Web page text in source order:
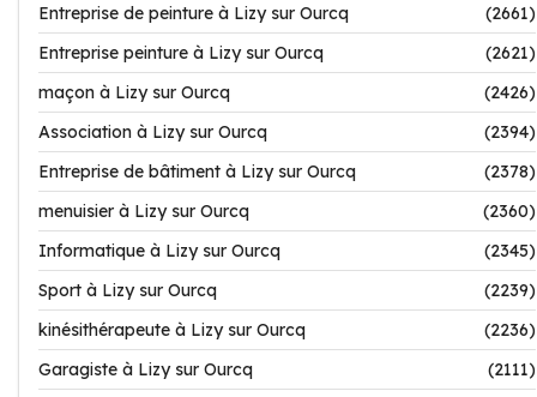
Entreprise de peinture à Lizy sur Ourcq
(2661)
Entreprise peinture à Lizy sur Ourcq
(2621)
maçon à Lizy sur Ourcq
(2426)
Association à Lizy sur Ourcq
(2394)
Entreprise de bâtiment à Lizy sur Ourcq
(2378)
menuisier à Lizy sur Ourcq
(2360)
Informatique à Lizy sur Ourcq
(2345)
Sport à Lizy sur Ourcq
(2239)
kinésithérapeute à Lizy sur Ourcq
(2236)
Garagiste à Lizy sur Ourcq
(2111)